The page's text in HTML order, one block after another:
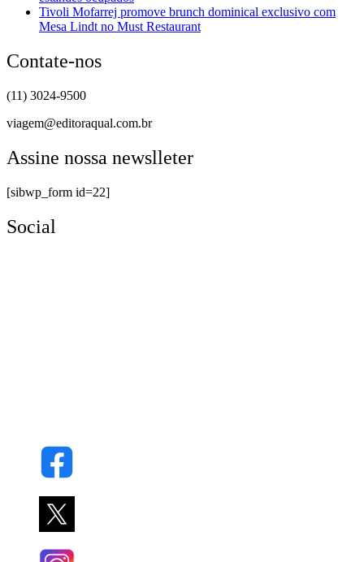
Tivoli Mofarrej promove brunch dominical exclusivo com
Mesa Lindt no Must Restaurant
Contate-nos
(11) 3024-9500
viagem@editoraqual.com.br
Assine nossa newslleter
[sibwp_form id=22]
Social